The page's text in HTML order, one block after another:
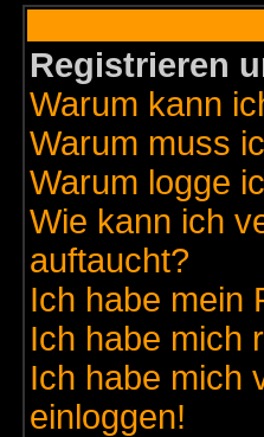
Registrieren
Warum kann
Warum muss
Warum logge
Wie kann ich
auftaucht?
Ich habe mein
Ich habe mich
Ich habe mich
einloggen!